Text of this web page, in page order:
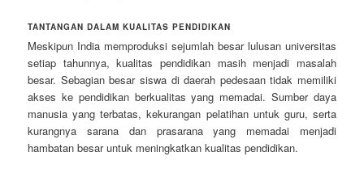
TANTANGAN DALAM KUALITAS PENDIDIKAN
Meskipun India memproduksi sejumlah besar lulusan universitas
setiap tahunnya, kualitas pendidikan masih menjadi masalah
besar. Sebagian besar siswa di daerah pedesaan tidak memiliki
akses ke pendidikan berkualitas yang memadai. Sumber daya
manusia yang terbatas, kekurangan pelatihan untuk guru, serta
kurangnya sarana dan prasarana yang memadai menjadi
hambatan besar untuk meningkatkan kualitas pendidikan.